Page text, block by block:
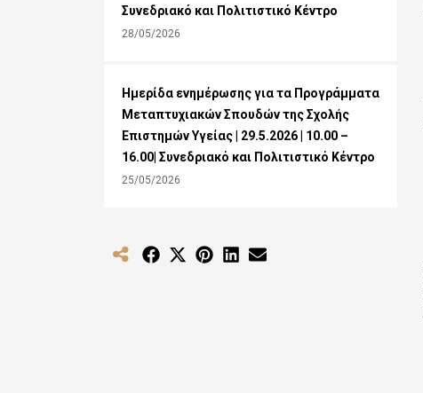
Συνεδριακό και Πολιτιστικό Κέντρο
28/05/2026
Ημερίδα ενημέρωσης για τα Προγράμματα
Μεταπτυχιακών Σπουδών της Σχολής
Επιστημών Υγείας | 29.5.2026 | 10.00 –
16.00| Συνεδριακό και Πολιτιστικό Κέντρο
25/05/2026
Share Share Share Share